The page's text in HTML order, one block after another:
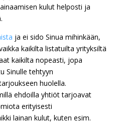
kulut helposti ja
ja ei sido Sinua mihinkään,
kaikilta listatuilta yrityksiltä
kaikilta nopeasti, jopa
Sinulle tehtyyn
huolella.
ehdoilla yhtiöt tarjoavat
erityisesti
lainan kulut, kuten esim.